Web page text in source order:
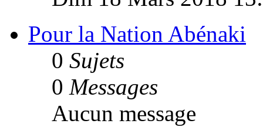
Pour la Nation Abénaki
0 Sujets
0 Messages
Aucun message